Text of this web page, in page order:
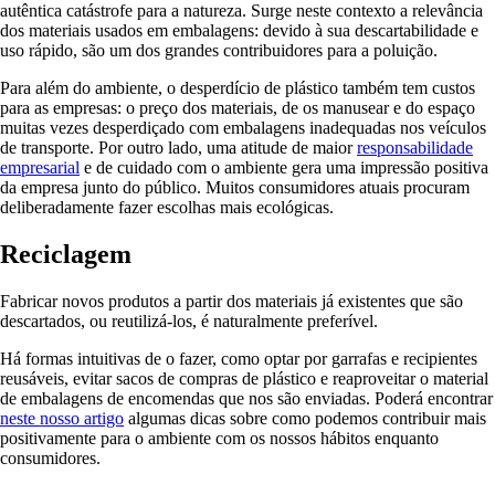
autêntica catástrofe para a natureza. Surge neste contexto a relevância
dos materiais usados em embalagens: devido à sua descartabilidade e
uso rápido, são um dos grandes contribuidores para a poluição.
Para além do ambiente, o desperdício de plástico também tem custos
para as empresas: o preço dos materiais, de os manusear e do espaço
muitas vezes desperdiçado com embalagens inadequadas nos veículos
de transporte. Por outro lado, uma atitude de maiorresponsabilidade
empresarial e de cuidado com o ambiente gera uma impressão positiva
da empresa junto do público. Muitos consumidores atuais procuram
deliberadamente fazer escolhas mais ecológicas.
Reciclagem
Fabricar novos produtos a partir dos materiais já existentes que são
descartados, ou reutilizá-los, é naturalmente preferível.
Há formas intuitivas de o fazer, como optar por garrafas e recipientes
reusáveis, evitar sacos de compras de plástico e reaproveitar o material
de embalagens de encomendas que nos são enviadas. Poderá encontrar
neste nosso artigo algumas dicas sobre como podemos contribuir mais
positivamente para o ambiente com os nossos hábitos enquanto
consumidores.